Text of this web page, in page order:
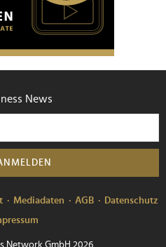
News
Mediadaten AGB
Datenschutz